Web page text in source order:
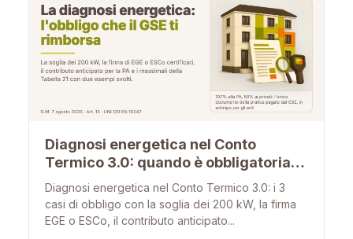
Diagnosi energetica nel Conto
Termico 3.0: quando è obbligatoria,
chi la firma e quanto rimborsa
Diagnosi energetica nel Conto Termico 3.0: i 3
casi di obbligo con la soglia dei 200 kW, la firma
EGE o ESCo, il contributo anticipato...